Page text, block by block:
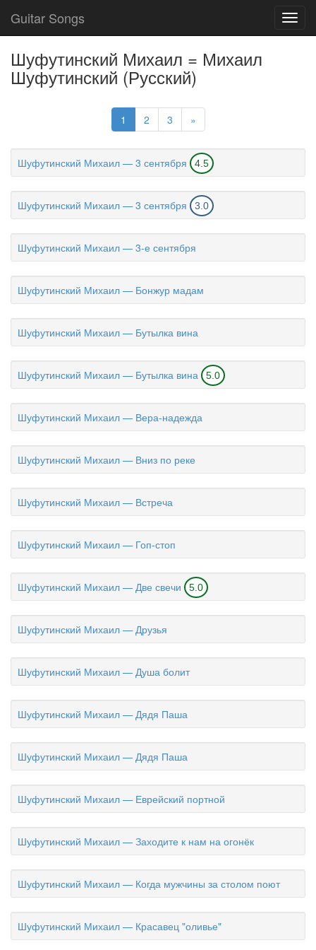
Guitar Songs
Шуфутинский Михаил = Михаил
Шуфутинский (Русский)
1 2 3 »
Шуфутинский Михаил — 3 сентября 4.5
Шуфутинский Михаил — 3 сентября 3.0
Шуфутинский Михаил — 3-е сентября
Шуфутинский Михаил — Бонжур мадам
Шуфутинский Михаил — Бутылка вина
Шуфутинский Михаил — Бутылка вина 5.0
Шуфутинский Михаил — Вера-надежда
Шуфутинский Михаил — Вниз по реке
Шуфутинский Михаил — Встреча
Шуфутинский Михаил — Гоп-стоп
Шуфутинский Михаил — Две свечи 5.0
Шуфутинский Михаил — Друзья
Шуфутинский Михаил — Душа болит
Шуфутинский Михаил — Дядя Паша
Шуфутинский Михаил — Дядя Паша
Шуфутинский Михаил — Еврейский портной
Шуфутинский Михаил — Заходите к нам на огонёк
Шуфутинский Михаил — Когда мужчины за столом поют
Шуфутинский Михаил — Красавец "оливье"